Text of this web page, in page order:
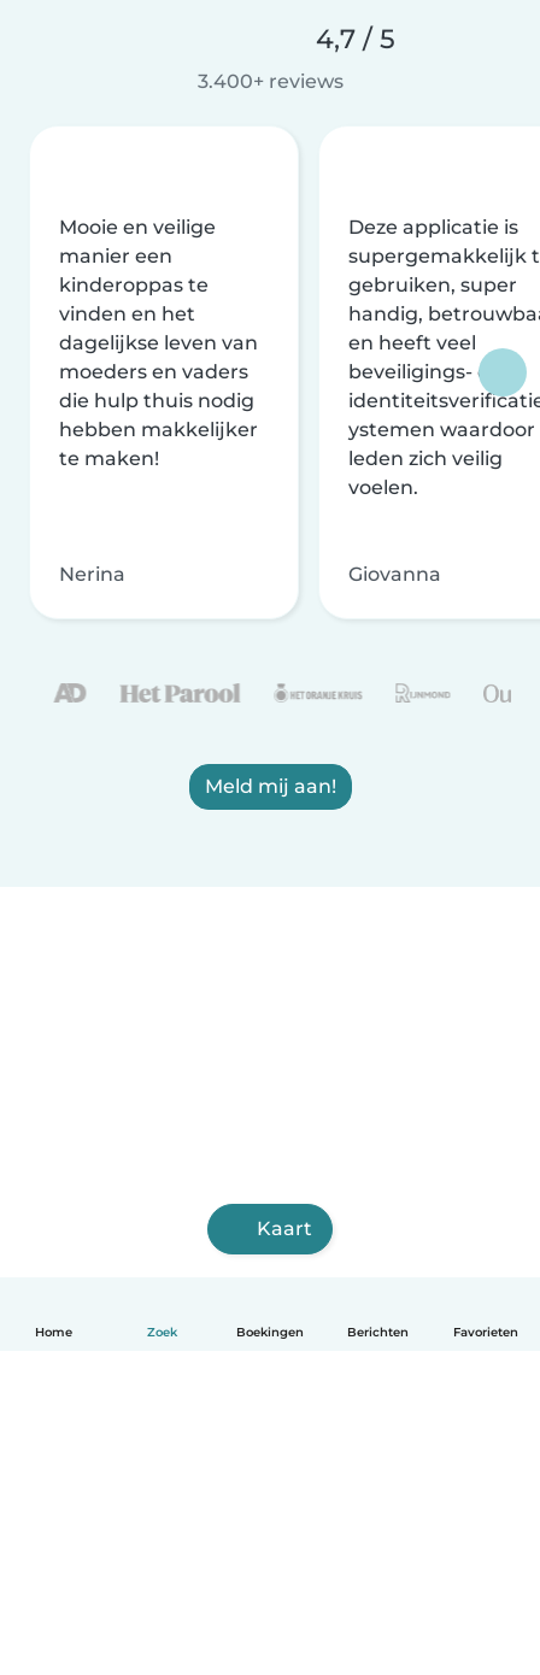
Home Zoek Boekingen Berichten Favorieten
4,7 / 5
3.400+ reviews
Mooie en veilige
manier een
kinderoppas te
vinden en het
dagelijkse leven van
moeders en vaders
die hulp thuis nodig
hebben makkelijker
te maken!
Nerina
Deze applicatie is
supergemakkelijk
gebruiken, super
handig,
en heeft veel
beveiligings- en
ystemen waardoor
leden zich veilig
voelen.
Giovanna
Meld mij aan!
Kaart